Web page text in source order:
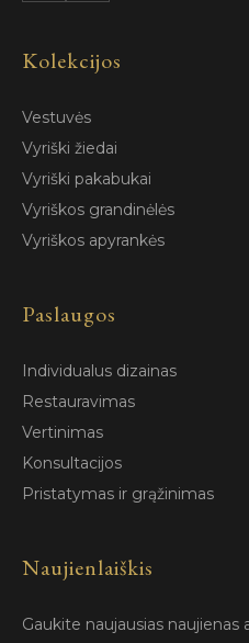
Kolekcijos
Vestuvės
Vyriški žiedai
Vyriški pakabukai
Vyriškos grandinėlės
Vyriškos apyrankės
Paslaugos
Individualus dizainas
Restauravimas
Vertinimas
Konsultacijos
Pristatymas ir grąžinimas
Naujienlaiškis
Gaukite naujausias naujienas